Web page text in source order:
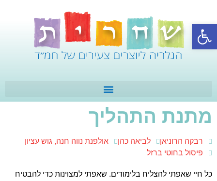
פתח סרגל נגישות
מתנת התהליך
רבקה הרוניאן לביאה כהן
אולפנת נווה חנה, גוש עציון
פיסול בחוטי ברזל
כל חיי שאפתי להצליח בלימודים. שאפתי למצוינות כדי להבטיח